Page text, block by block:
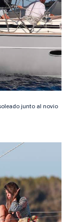
junto al novio